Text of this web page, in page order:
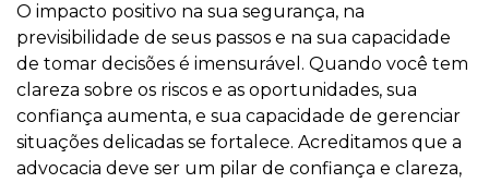
O impacto positivo na sua segurança, na
previsibilidade de seus passos e na sua capacidade
de tomar decisões é imensurável. Quando você tem
clareza sobre os riscos e as oportunidades, sua
confiança aumenta, e sua capacidade de gerenciar
situações delicadas se fortalece. Acreditamos que a
advocacia deve ser um pilar de confiança e clareza,